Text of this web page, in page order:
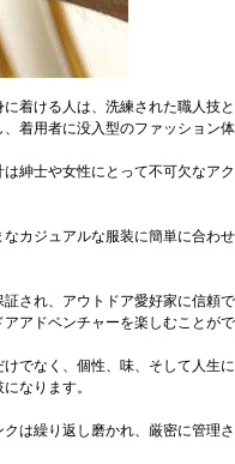
着ける人は、洗練された職人技
着用者に没入型のファッション体
紳士や女性にとって不可欠なア
カジュアルな服装に簡単に合わ
され、アウトドア愛好家に信頼
アドベンチャーを楽しむことがで
でなく、個性、味、そして人生
なります。
は繰り返し磨かれ、厳密に管理